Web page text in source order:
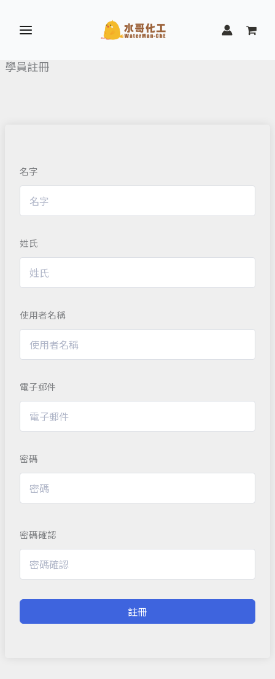
內學員註冊
名字
姓氏
使用者名稱
電子郵件
密碼
密碼確認
註冊